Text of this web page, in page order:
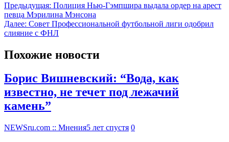
Предыдущая: Полиция Нью-Гэмпшира выдала ордер на арест
певца Мэрилина Мэнсона
Далее: Совет Профессиональной футбольной лиги одобрил
слияние с ФНЛ
Похожие новости
Борис Вишневский: “Вода, как
известно, не течет под лежачий
камень”
NEWSru.com :: Мнения5 лет спустя 0